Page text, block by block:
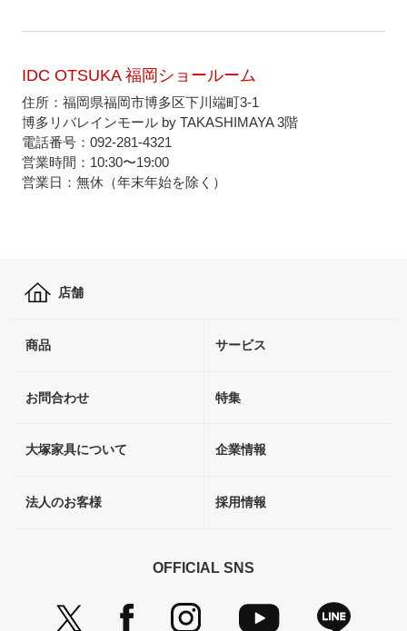
IDC OTSUKA 福岡ショールーム
住所：福岡県福岡市博多区下川端町3-1
博多リバレインモール by TAKASHIMAYA 3階
電話番号：092-281-4321
営業時間：10:30〜19:00
営業日：無休（年末年始を除く）
店舗
商品 サービス
お問合わせ 特集
大塚家具について 企業情報
法人のお客様 採用情報
OFFICIAL SNS